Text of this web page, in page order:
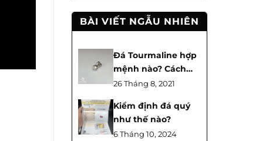
BÀI VIẾT NGẪU NHIÊN
Đá Tourmaline hợp
mệnh nào? Cách
nhận biết đá
26 Tháng 8, 2021
Kiểm định đá quý
như thế nào?
6 Tháng 10, 2024